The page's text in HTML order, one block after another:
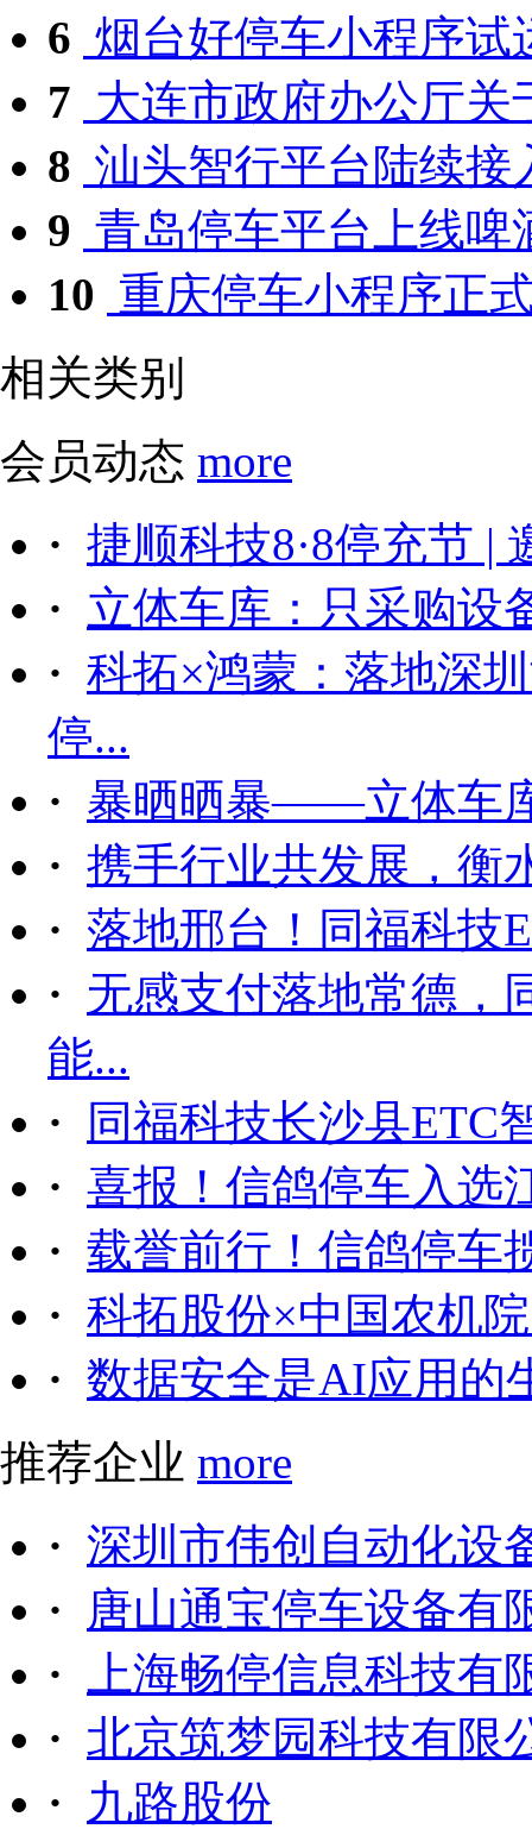
6 烟台好停车小程序试
7 大连市政府办公厅关
8 汕头智行平台陆续接
9 青岛停车平台上线啤
10 重庆停车小程序正
相关类别
会员动态 more
· 捷顺科技8·8停充节 |
· 立体车库：只采购设
· 科拓×鸿蒙：落地深
停...
· 暴晒晒暴——立体车
· 携手行业共发展，衡
· 落地邢台！同福科技
· 无感支付落地常德，
能...
·
同福科技长沙县ETC
· 喜报！信鸽停车入选
· 载誉前行！信鸽停车
· 科拓股份×中国农机
· 数据安全是AI应用的
推荐企业 more
· 深圳市伟创自动化设
·
唐山通宝停车设备有
·
上海畅停信息科技有
· 北京筑梦园科技有限
·
九路股份